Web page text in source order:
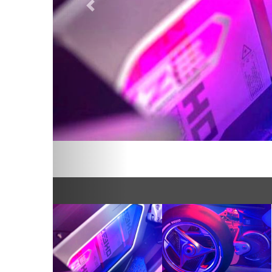
Предыдущий